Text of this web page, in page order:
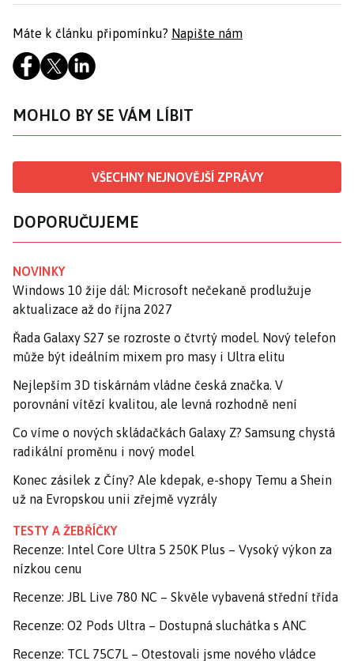
Máte k článku připomínku? Napište nám
MOHLO BY SE VÁM LÍBIT
VŠECHNY NEJNOVĚJŠÍ ZPRÁVY
DOPORUČUJEME
NOVINKY
Windows 10 žije dál: Microsoft nečekaně prodlužuje
aktualizace až do října 2027
Řada Galaxy S27 se rozroste o čtvrtý model. Nový telefon
může být ideálním mixem pro masy i Ultra elitu
Nejlepším 3D tiskárnám vládne česká značka. V
porovnání vítězí kvalitou, ale levná rozhodně není
Co víme o nových skládačkách Galaxy Z? Samsung chystá
radikální proměnu i nový model
Konec zásilek z Číny? Ale kdepak, e-shopy Temu a Shein
už na Evropskou unii zřejmě vyzrály
TESTY A ŽEBŘÍČKY
Recenze: Intel Core Ultra 5 250K Plus – Vysoký výkon za
nízkou cenu
Recenze: JBL Live 780 NC – Skvěle vybavená střední třída
Recenze: O2 Pods Ultra – Dostupná sluchátka s ANC
Recenze: TCL 75C7L – Otestovali jsme nového vládce